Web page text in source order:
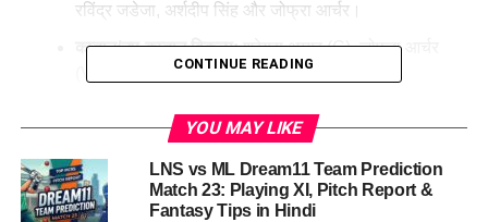
रविंद्र जडेजा, अर्शदीप सिंह और जोफ्रा आर्चर।
कप्तान/उप-कप्तान विकल्प:श्रेयस अय्यर (C), जोफ्रा आर्चर
जीत की संभावना:पंजाब किंग्स की मौजूदा फॉर्म और होम एडवांटेज
को देखते हुए उनका पलड़ा थोड़ा भारी है।
Table of Contents
CONTINUE READING
YOU MAY LIKE
LNS vs ML Dream11 Team Prediction
Match 23: Playing XI, Pitch Report &
Fantasy Tips in Hindi